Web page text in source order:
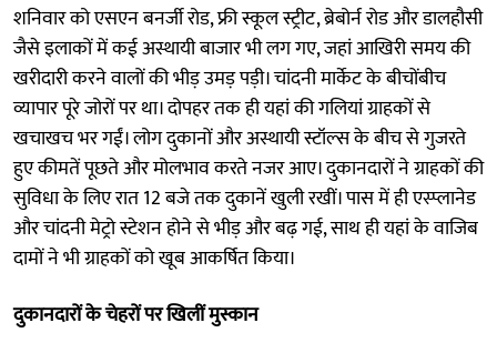
शनिवार को एसएन बनर्जी रोड, फ्री स्कूल स्ट्रीट, ब्रेबोर्न रोड और डालहौसी
जैसे इलाकों में कई अस्थायी बाजार भी लग गए, जहां आखिरी समय की
खरीदारी करने वालों की भीड़ उमड़ पड़ी। चांदनी मार्केट के बीचोंबीच
व्यापार पूरे जोरों पर था। दोपहर तक ही यहां की गलियां ग्राहकों से
खचाखच भर गईं। लोग दुकानों और अस्थायी स्टॉल्स के बीच से गुजरते
हुए कीमतें पूछते और मोलभाव करते नजर आए। दुकानदारों ने ग्राहकों की
सुविधा के लिए रात 12 बजे तक दुकानें खुली रखीं। पास में ही एस्प्लानेड
और चांदनी मेट्रो स्टेशन होने से भीड़ और बढ़ गई, साथ ही यहां के वाजिब
दामों ने भी ग्राहकों को खूब आकर्षित किया।
दुकानदारों के चेहरों पर खिलीं मुस्कान